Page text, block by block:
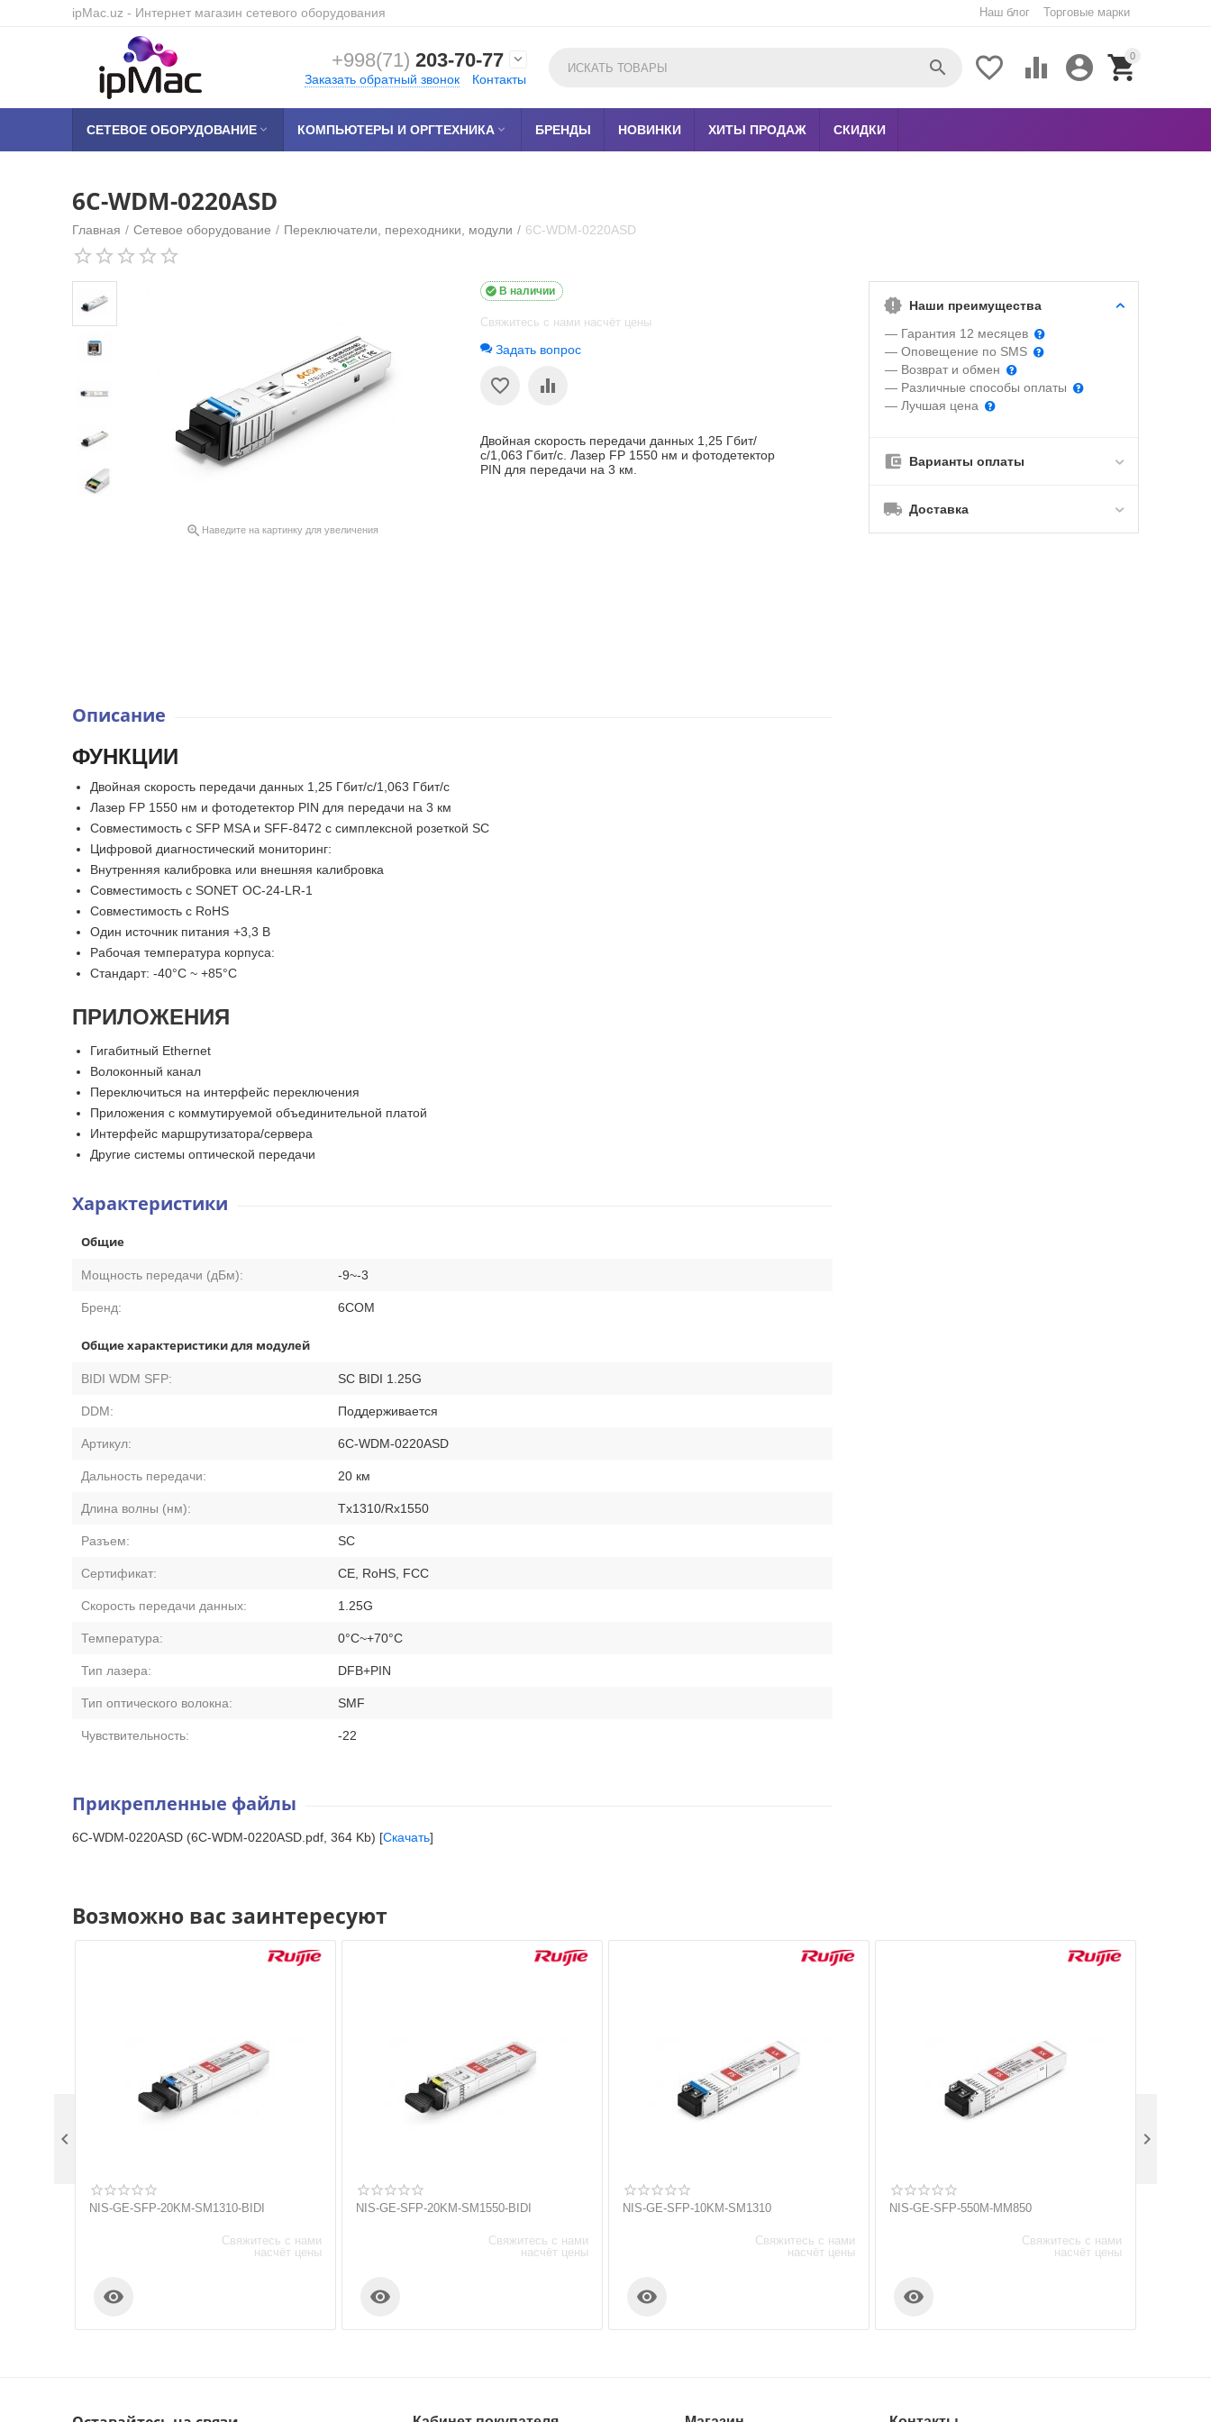
ipMac.uz - Интернет магазин сетевого оборудования Наш блог Торговые марки
+998(71) 203-70-77 
Заказать обратный звонок Контакты
0


 

СЕТЕВОЕ ОБОРУДОВАНИЕ  КОМПЬЮТЕРЫ И ОРГТЕХНИКА  БРЕНДЫ НОВИНКИ ХИТЫ ПРОДАЖ СКИДКИ
6C-WDM-0220ASD
Главная / Сетевое оборудование / Переключатели, переходники, модули / 6C-WDM-0220ASD
 Наведите на картинку для увеличения
В наличии

Свяжитесь с нами насчёт цены
Задать вопрос
Двойная скорость передачи данных 1,25 Гбит/
с/1,063 Гбит/с. Лазер FP 1550 нм и фотодетектор
PIN для передачи на 3 км.
Наши преимущества
— Гарантия 12 месяцев
— Оповещение по SMS
— Возврат и обмен
— Различные способы оплаты
— Лучшая цена
Варианты оплаты
Доставка
Описание
ФУНКЦИИ
Двойная скорость передачи данных 1,25 Гбит/с/1,063 Гбит/с
Лазер FP 1550 нм и фотодетектор PIN для передачи на 3 км
Совместимость с SFP MSA и SFF-8472 с симплексной розеткой SC
Цифровой диагностический мониторинг:
Внутренняя калибровка или внешняя калибровка
Совместимость с SONET OC-24-LR-1
Совместимость с RoHS
Один источник питания +3,3 В
Рабочая температура корпуса:
Стандарт: -40°C ~ +85°C
ПРИЛОЖЕНИЯ
Гигабитный Ethernet
Волоконный канал
Переключиться на интерфейс переключения
Приложения с коммутируемой объединительной платой
Интерфейс маршрутизатора/сервера
Другие системы оптической передачи
Характеристики
Общие
Мощность передачи (дБм): -9~-3
Бренд: 6COM
Общие характеристики для модулей
BIDI WDM SFP: SC BIDI 1.25G
DDM: Поддерживается
Артикул: 6C-WDM-0220ASD
Дальность передачи: 20 км
Длина волны (нм): Tx1310/Rx1550
Разъем: SC
Сертификат: CE, RoHS, FCC
Скорость передачи данных: 1.25G
Температура: 0°C~+70°C
Тип лазера: DFB+PIN
Тип оптического волокна: SMF
Чувствительность: -22
Прикрепленные файлы
6C-WDM-0220ASD (6C-WDM-0220ASD.pdf, 364 Kb) [Скачать]
Возможно вас заинтересуют
NIS-GE-SFP-20KM-SM1310-BIDI
Свяжитесь с нами
насчёт цены

NIS-GE-SFP-20KM-SM1550-BIDI
Свяжитесь с нами
насчёт цены

NIS-GE-SFP-10KM-SM1310
Свяжитесь с нами
насчёт цены

NIS-GE-SFP-550M-MM850
Свяжитесь с нами
насчёт цены

 